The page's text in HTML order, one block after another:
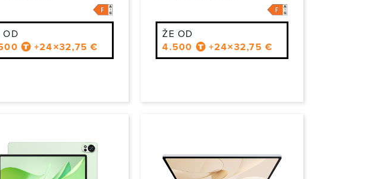
stereo zvočniki dobite pravo kino izkušnjo v naročju.
opreme na voljo ločeno. Priporočamo, da jih dodate ob naročilu za večjo varnost
aplikacije?
OD
+24×32,75 €
ŽE OD
4.500
+24×32,75 €